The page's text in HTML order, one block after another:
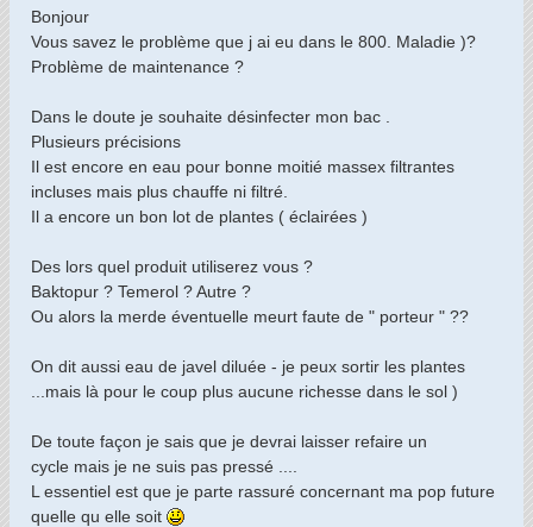
s
g
Bonjour
Vous savez le problème que j ai eu dans le 800. Maladie )?
Problème de maintenance ?
Dans le doute je souhaite désinfecter mon bac .
Plusieurs précisions
Il est encore en eau pour bonne moitié massex filtrantes
incluses mais plus chauffe ni filtré.
Il a encore un bon lot de plantes ( éclairées )
Des lors quel produit utiliserez vous ?
Baktopur ? Temerol ? Autre ?
Ou alors la merde éventuelle meurt faute de " porteur " ??
On dit aussi eau de javel diluée - je peux sortir les plantes
...mais là pour le coup plus aucune richesse dans le sol )
De toute façon je sais que je devrai laisser refaire un
cycle mais je ne suis pas pressé ....
L essentiel est que je parte rassuré concernant ma pop future
quelle qu elle soit